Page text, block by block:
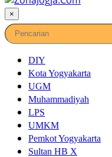
×
DIY
Kota Yogyakarta
UGM
Muhammadiyah
LPS
UMKM
Pemkot Yogyakarta
Sultan HB X